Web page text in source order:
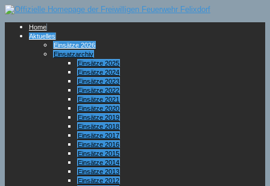
Home
Aktuelles
Einsätze 2026
Einsatzarchiv
Einsätze 2025
Einsätze 2024
Einsätze 2023
Einsätze 2022
Einsätze 2021
Einsätze 2020
Einsätze 2019
Einsätze 2018
Einsätze 2017
Einsätze 2016
Einsätze 2015
Einsätze 2014
Einsätze 2013
Einsätze 2012